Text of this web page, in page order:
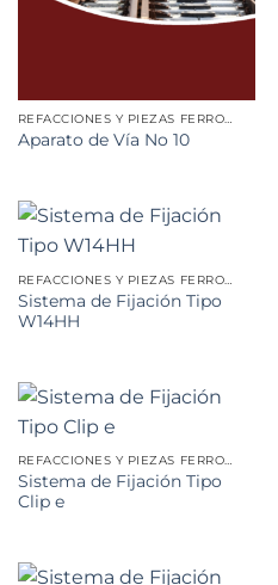
REFACCIONES Y PIEZAS FERROVIARIAS
Aparato de Vía No 10
REFACCIONES Y PIEZAS FERROVIARIAS
Sistema de Fijación Tipo
W14HH
REFACCIONES Y PIEZAS FERROVIARIAS
Sistema de Fijación Tipo
Clip e